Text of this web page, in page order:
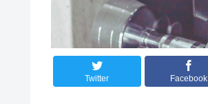
Twitter Facebook